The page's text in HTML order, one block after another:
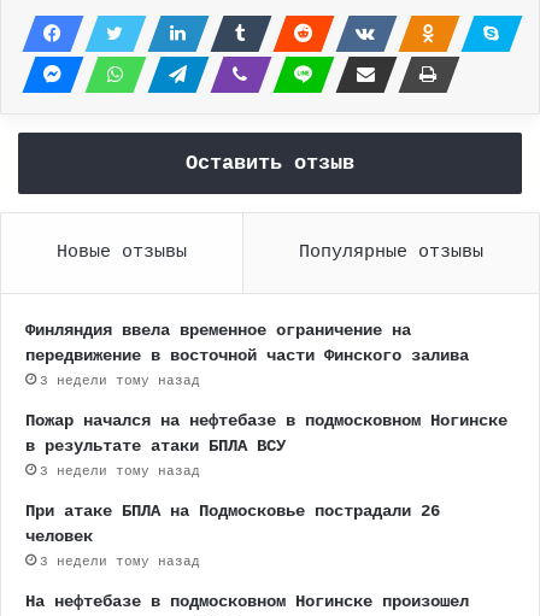
Оставить отзыв
Новые отзывы Популярные отзывы
Финляндия ввела временное ограничение на
передвижение в восточной части Финского залива
3 недели тому назад
Пожар начался на нефтебазе в подмосковном Ногинске
в результате атаки БПЛА ВСУ
3 недели тому назад
При атаке БПЛА на Подмосковье пострадали 26
человек
3 недели тому назад
На нефтебазе в подмосковном Ногинске произошел